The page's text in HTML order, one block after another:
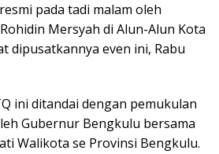
pada tadi malam oleh
Mersyah di Alun-Alun Kota
dipusatkannya even ini, Rabu
ini ditandai dengan pemukulan
Gubernur Bengkulu bersama
Walikota se Provinsi Bengkulu.